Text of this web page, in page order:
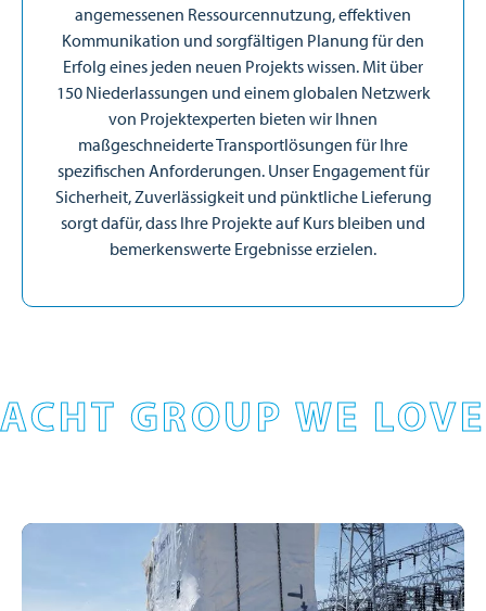
angemessenen Ressourcennutzung, effektiven
Kommunikation und sorgfältigen Planung für den
Erfolg eines jeden neuen Projekts wissen. Mit über
150 Niederlassungen und einem globalen Netzwerk
von Projektexperten bieten wir Ihnen
maßgeschneiderte Transportlösungen für Ihre
spezifischen Anforderungen. Unser Engagement für
Sicherheit, Zuverlässigkeit und pünktliche Lieferung
sorgt dafür, dass Ihre Projekte auf Kurs bleiben und
bemerkenswerte Ergebnisse erzielen.
GROUP WE